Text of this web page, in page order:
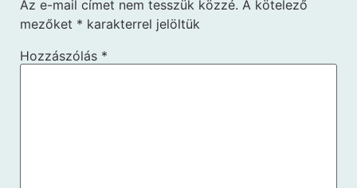
Az e-mail címet nem tesszük közzé. A kötelező
mezőket * karakterrel jelöltük
Hozzászólás *